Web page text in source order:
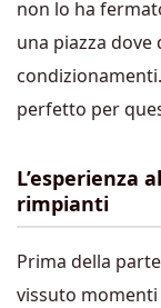
non lo ha
una piazza
perfetto per
L’esperienza
rimpianti
Prima della
vissuto momenti